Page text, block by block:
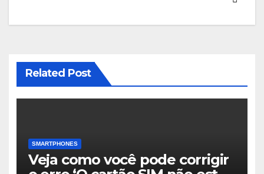
Related Post
SMARTPHONES
Veja como você pode corrigir